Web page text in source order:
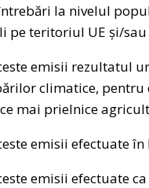
la nivelul
pe teritoriul UE și/sau
emisii rezultatul
climatice,
mai prielnice
emisii efectuate
emisii efectuate